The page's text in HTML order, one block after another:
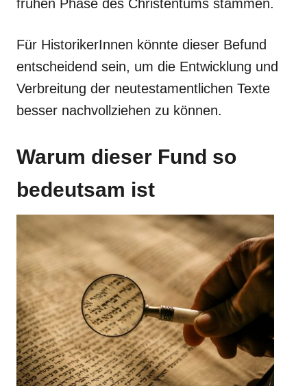
frühen Phase des Christentums stammen.
Für HistorikerInnen könnte dieser Befund
entscheidend sein, um die Entwicklung und
Verbreitung der neutestamentlichen Texte
besser nachvollziehen zu können.
Warum dieser Fund so
bedeutsam ist